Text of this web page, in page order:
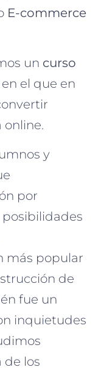
E-commerce
un curso
en el que en
online.
y
por
posibilidades
más popular
de
fue un
inquietudes
de los